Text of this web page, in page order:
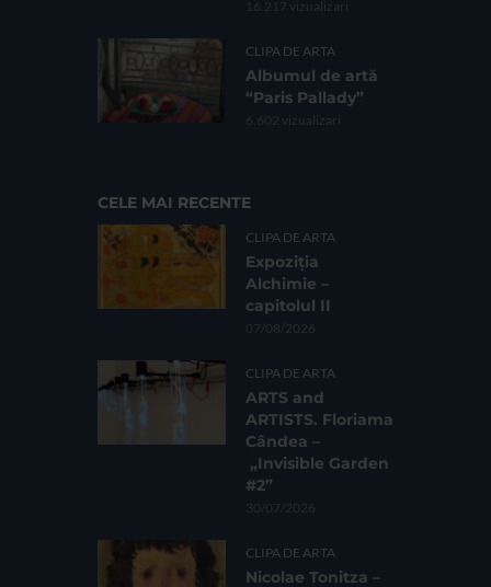
16.217 vizualizari
CLIPA DE ARTA
Albumul de artă
“Paris Pallady”
6.602 vizualizari
CELE MAI RECENTE
CLIPA DE ARTA
Expoziția
Alchimie –
capitolul II
07/08/2026
CLIPA DE ARTA
ARTS and
ARTISTS. Floriama
Cândea –
„Invisible Garden
#2”
30/07/2026
CLIPA DE ARTA
Nicolae Tonitza –